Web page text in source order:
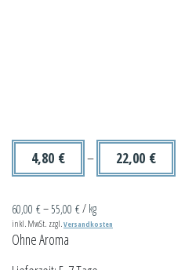
4,80 € – 22,00 €
60,00 €– 55,00 €/ kg
inkl. MwSt. zzgl. Versandkosten
Ohne Aroma